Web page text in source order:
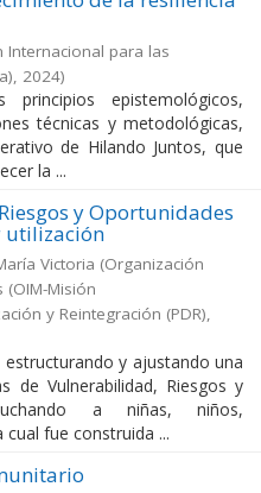
Internacional para las
, 2024)
epistemológicos,
técnicas y metodológicas,
de Hilando Juntos, que
la ...
y Oportunidades
utilización
Victoria (Organización
Misión
y Reintegración (PDR),
y ajustando una
de Vulnerabilidad, Riesgos y
a niñas, niños,
fue construida ...